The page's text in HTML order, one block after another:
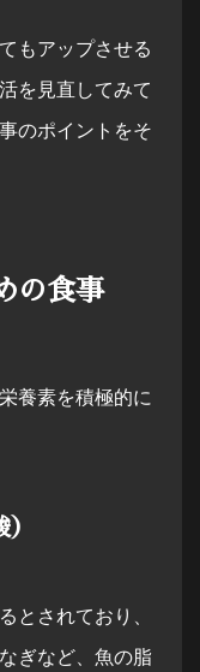
もアップさせる
を見直してみて
のポイントをそ
の食事
養素を積極的に
とされており、
ぎなど、魚の脂